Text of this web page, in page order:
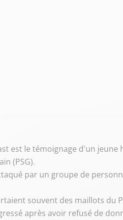
est le témoignage d'un
(PSG).
par un groupe de
souvent des maillots du
après avoir refusé de